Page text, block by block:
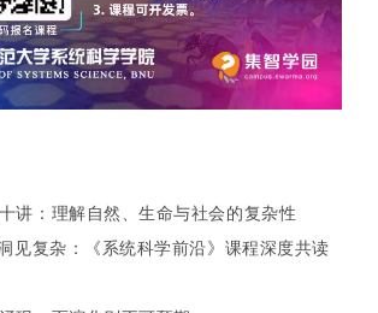
讲：理解自然、生命与社会的复杂性
见复杂：《系统科学前沿》课程深度共读